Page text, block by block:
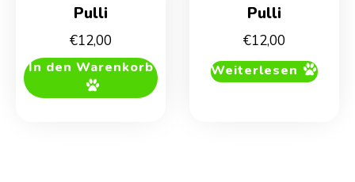
Pulli
€12,00
In den Warenkorb
Pulli
€12,00
Weiterlesen